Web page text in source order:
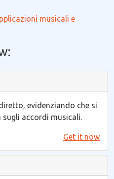
musicali e
evidenziando che si
accordi musicali.
Get it now